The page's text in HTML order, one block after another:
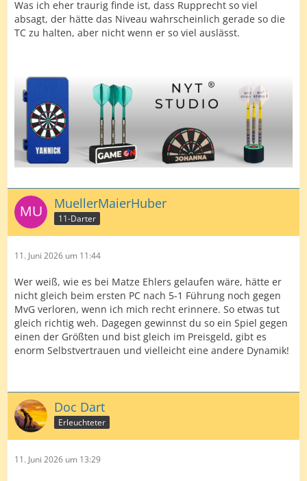
Was ich eher traurig finde ist, dass Rupprecht so viel
absagt, der hätte das Niveau wahrscheinlich gerade so die
TC zu halten, aber nicht wenn er so viel auslässt.
MuellerMaierHuber
11-Darter
11. Juni 2026 um 11:44
Wer weiß, wie es bei Matze Ehlers gelaufen wäre, hätte er
nicht gleich beim ersten PC nach 5-1 Führung noch gegen
MvG verloren, wenn ich mich recht erinnere. So etwas tut
gleich richtig weh. Dagegen gewinnst du so ein Spiel gegen
einen der Größten und bist gleich im Preisgeld, gibt es
enorm Selbstvertrauen und vielleicht eine andere Dynamik!
Doc Dart
Erleuchteter
11. Juni 2026 um 13:29